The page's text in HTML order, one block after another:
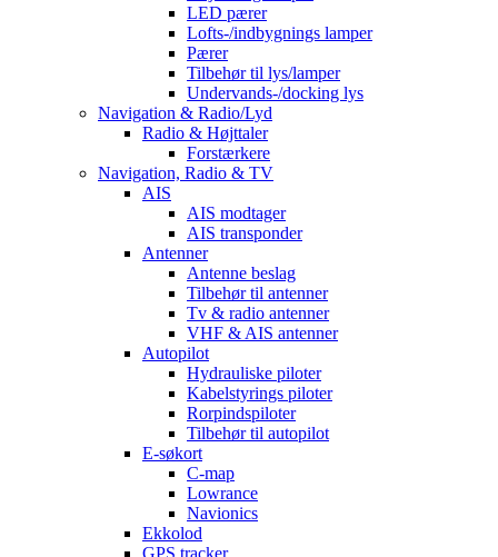
LED pærer
Lofts-/indbygnings lamper
Pærer
Tilbehør til lys/lamper
Undervands-/docking lys
Navigation & Radio/Lyd
Radio & Højttaler
Forstærkere
Navigation, Radio & TV
AIS
AIS modtager
AIS transponder
Antenner
Antenne beslag
Tilbehør til antenner
Tv & radio antenner
VHF & AIS antenner
Autopilot
Hydrauliske piloter
Kabelstyrings piloter
Rorpindspiloter
Tilbehør til autopilot
E-søkort
C-map
Lowrance
Navionics
Ekkolod